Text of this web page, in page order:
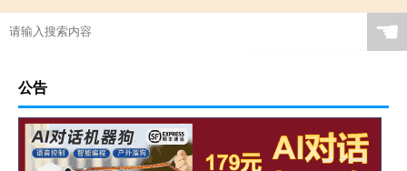
电脑换内存条需要重装系统吗
☚
公告